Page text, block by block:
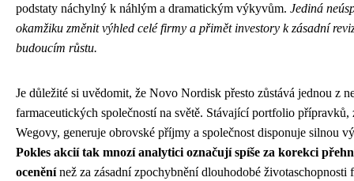
podstaty náchylný k náhlým a dramatickým výkyvům. Jediná
okamžiku změnit výhled celé firmy a přimět investory k zásadní
budoucím růstu.
Je důležité si uvědomit, že Novo Nordisk přesto zůstává jednou z
farmaceutických společností na světě. Stávající portfolio přípravků,
Wegovy, generuje obrovské příjmy a společnost disponuje silnou
Pokles akcií tak mnozí analytici označují spíše za korekci
oceněnínež za zásadní zpochybnění dlouhodobé životaschopnosti